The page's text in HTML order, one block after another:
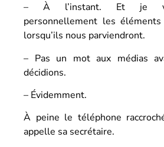
– À l’instant. Et je
personnellement les éléments
lorsqu’ils nous parviendront.
– Pas un mot aux médias
décidions.
– Évidemment.
À peine le téléphone
appelle sa secrétaire.